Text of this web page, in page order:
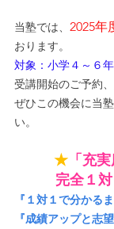
当塾では、 2025年
おります。
対象：小学４～６
受講開始のご予約
ぜひこの機会に当
い。
★「充実
完全１
『１対１で分かる
『成績アップと志